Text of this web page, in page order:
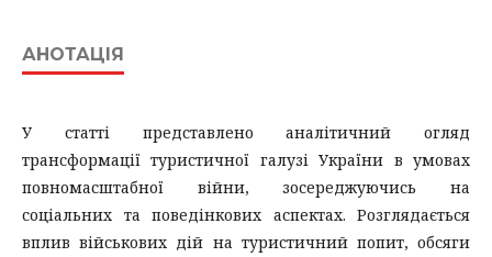
АНОТАЦІЯ
У статті представлено аналітичний огляд
трансформації туристичної галузі України в умовах
повномасштабної війни, зосереджуючись на
соціальних та поведінкових аспектах. Розглядається
вплив військових дій на туристичний попит, обсяги